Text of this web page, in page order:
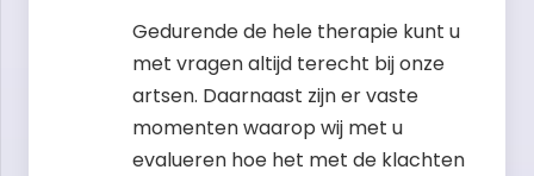
Gedurende de hele therapie kunt u
met vragen altijd terecht bij onze
artsen. Daarnaast zijn er vaste
momenten waarop wij met u
evalueren hoe het met de klachten